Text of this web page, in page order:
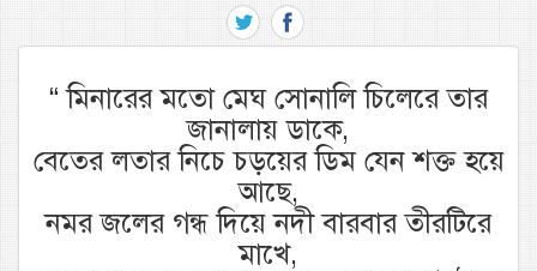
“মিনারের মতো মেঘ সোনালি চিলেরে তার
জানালায় ডাকে,
বেতের লতার নিচে চড়য়ের ডিম যেন শক্ত হয়ে
আছে,
নমর জলের গন্ধ দিয়ে নদী বারবার তীরটিরে
মাখে,